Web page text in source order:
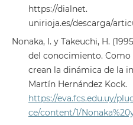
https://dialnet.
unirioja.es/descarga/
Nonaka, I. y Takeuchi, H.
del conocimiento. Como
crean la dinámica de la
Martín Hernández Kock.
https://eva.fcs.edu.uy/
ce/content/1/